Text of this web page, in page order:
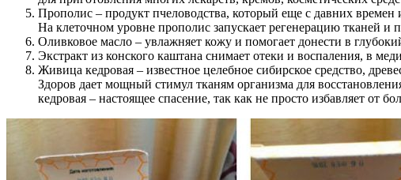
Прополис – продукт пчеловодства, который еще с давних
На клеточном уровне прополис запускает регенерацию тканей и
Оливковое масло – увлажняет кожу и помогает донести в
Экстракт из конского каштана снимает отеки и воспаления, в
Живица кедровая – известное целебное сибирское средство,
Здоров дает мощный стимул тканям организма для
кедровая – настоящее спасение, так как не просто избавляет от